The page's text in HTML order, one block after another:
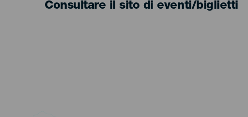
Consultare il sito di eventi/biglietti